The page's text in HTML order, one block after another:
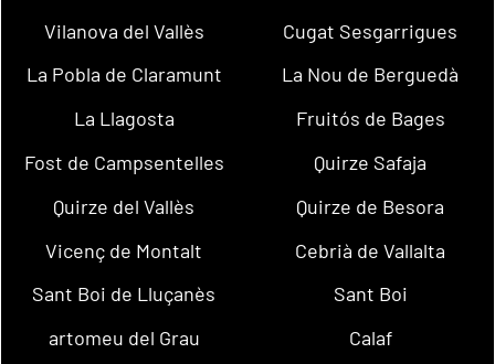
Vilanova del Vallès
Cugat Sesgarrigues
La Pobla de Claramunt
La Nou de Berguedà
La Llagosta
Fruitós de Bages
Fost de Campsentelles
Quirze Safaja
Quirze del Vallès
Quirze de Besora
Vicenç de Montalt
Cebrià de Vallalta
Sant Boi de Lluçanès
Sant Boi
artomeu del Grau
Calaf